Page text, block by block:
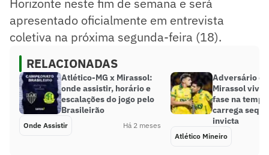
apresentado oficialmente em entrevista
coletiva na próxima segunda-feira (18).
RELACIONADAS
Atlético-MG x Mirassol:
onde assistir, horário e
escalações do jogo pelo
Brasileirão
Onde Assistir Há 2 meses
Adversário
Mirassol vive
fase na
carrega
invicta
Atlético Mineiro